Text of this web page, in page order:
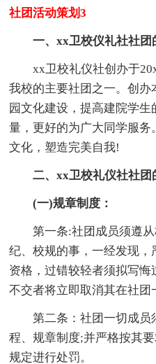
社团活动策划3
一、xx卫校仪礼社社团
xx卫校礼仪社创办于
我校的主要社团之一。创
园文化建设，提高建院学
量，更好的为广大同学服
文化，塑造完美自我!
二、xx卫校礼仪社社团
(一)规章制度：
第一条:社团成员须遵从
纪、校规的事，一经发现
资格，过错较轻者须拟写悔
不交者将立即取消其在社团
第二条：社团一切成员
程、规章制度;并严格按其
规定进行处罚。